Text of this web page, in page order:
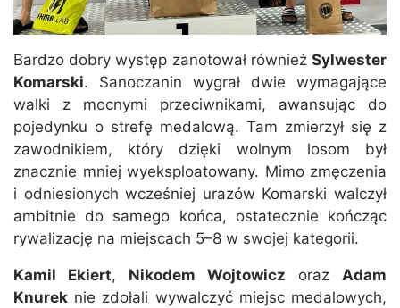
Bardzo dobry występ zanotował również Sylwester
Komarski. Sanoczanin wygrał dwie wymagające
walki z mocnymi przeciwnikami, awansując do
pojedynku o strefę medalową. Tam zmierzył się z
zawodnikiem, który dzięki wolnym losom był
znacznie mniej wyeksploatowany. Mimo zmęczenia
i odniesionych wcześniej urazów Komarski walczył
ambitnie do samego końca, ostatecznie kończąc
rywalizację na miejscach 5–8 w swojej kategorii.
Kamil Ekiert, Nikodem Wojtowicz oraz Adam
Knurek nie zdołali wywalczyć miejsc medalowych,